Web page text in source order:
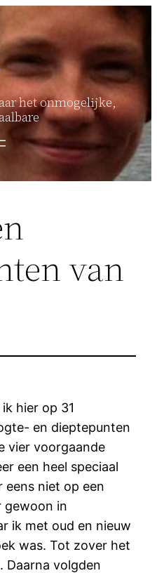
het onmogelijke,
van
hier op 31
en dieptepunten
vier voorgaande
een heel speciaal
eens niet op een
gewoon in
ik met oud en nieuw
was. Tot zover het
Daarna volgden